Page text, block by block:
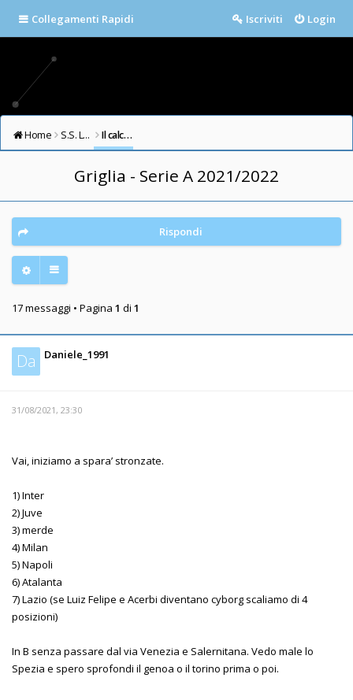
Collegamenti Rapidi Login
Iscriviti
Home S.S. LAZIO FORUM Il calcio in testa
Griglia - Serie A 2021/2022
Rispondi
17 messaggi • Pagina 1 di 1
Da Daniele_1991
31/08/2021, 23:30
Vai, iniziamo a spara’ stronzate.
1) Inter
2) Juve
3) merde
4) Milan
5) Napoli
6) Atalanta
7) Lazio (se Luiz Felipe e Acerbi diventano cyborg scaliamo di 4
posizioni)
In B senza passare dal via Venezia e Salernitana. Vedo male lo
Spezia e spero sprofondi il genoa o il torino prima o poi.